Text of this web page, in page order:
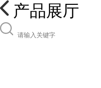
产品展厅